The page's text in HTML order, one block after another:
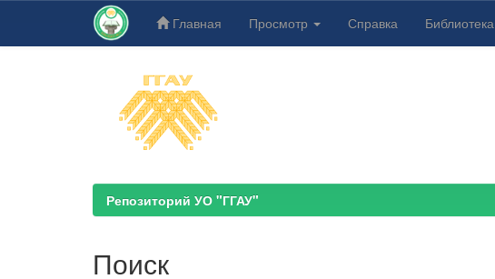
Главная Просмотр Справка Библиотека
Репозиторий УО "ГГАУ"
Поиск